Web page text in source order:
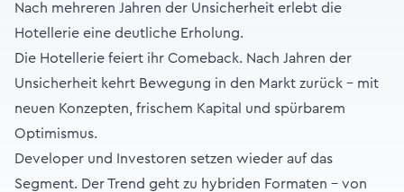
Nach mehreren Jahren der Unsicherheit erlebt die
Hotellerie eine deutliche Erholung.
Die Hotellerie feiert ihr Comeback. Nach Jahren der
Unsicherheit kehrt Bewegung in den Markt zurück – mit
neuen Konzepten, frischem Kapital und spürbarem
Optimismus.
Developer und Investoren setzen wieder auf das
Segment. Der Trend geht zu hybriden Formaten – von